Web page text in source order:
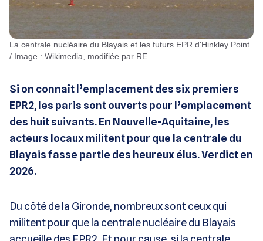
La centrale nucléaire du Blayais et les futurs EPR d'Hinkley Point.
/ Image : Wikimedia, modifiée par RE.
Si on connaît l’emplacement des six premiers
EPR2, les paris sont ouverts pour l’emplacement
des huit suivants. En Nouvelle-Aquitaine, les
acteurs locaux militent pour que la centrale du
Blayais fasse partie des heureux élus. Verdict en
2026.
Du côté de la Gironde, nombreux sont ceux qui
militent pour que la centrale nucléaire du Blayais